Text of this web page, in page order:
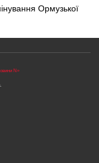
Ормузької
N»